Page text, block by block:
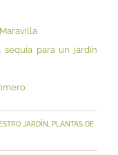
sequía para un jardín
JARDÍN
PLANTAS DE